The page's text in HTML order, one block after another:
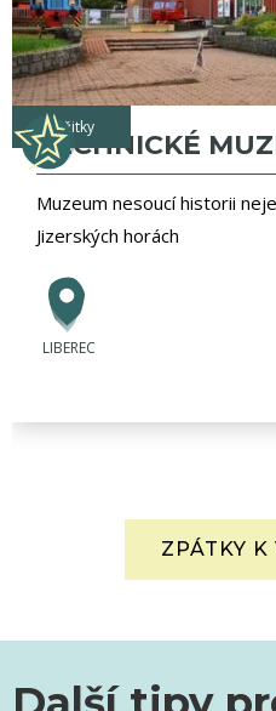
zážitky
TECHNICKÉ
Muzeum nesoucí historii
Jizerských horách
LIBEREC
ZPÁTKY K